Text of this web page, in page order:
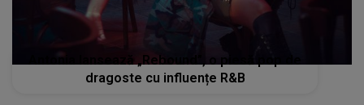
Antonia lansează „Rebound”, o piesă pop de
dragoste cu influențe R&B